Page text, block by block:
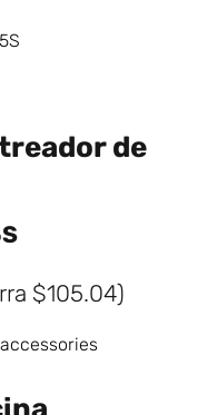
de
$105.04)